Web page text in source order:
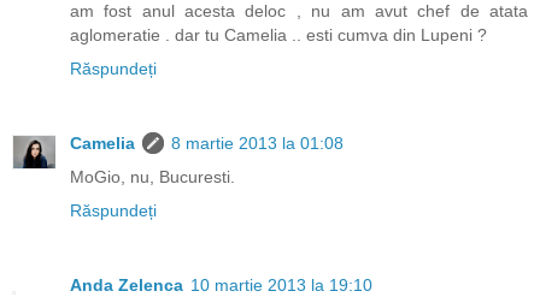
am fost anul acesta deloc , nu am avut chef de atata
aglomeratie . dar tu Camelia .. esti cumva din Lupeni ?
Răspundeți
Camelia
8 martie 2013 la 01:08
MoGio, nu, Bucuresti.
Răspundeți
Anda Zelenca 10 martie 2013 la 19:10